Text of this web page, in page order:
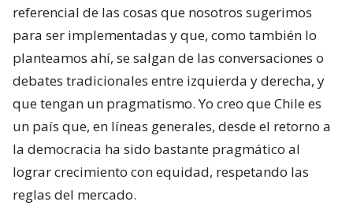
referencial de las cosas que nosotros sugerimos
para ser implementadas y que, como también lo
planteamos ahí, se salgan de las conversaciones o
debates tradicionales entre izquierda y derecha, y
que tengan un pragmatismo. Yo creo que Chile es
un país que, en líneas generales, desde el retorno a
la democracia ha sido bastante pragmático al
lograr crecimiento con equidad, respetando las
reglas del mercado.